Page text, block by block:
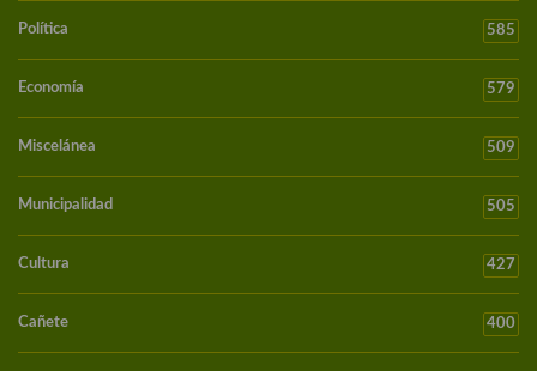
Política 585
Economía 579
Miscelánea 509
Municipalidad 505
Cultura 427
Cañete 400